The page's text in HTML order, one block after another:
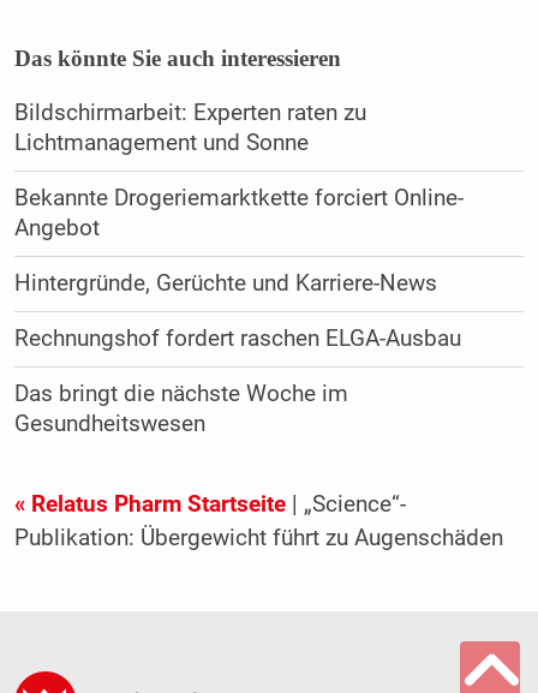
Das könnte Sie auch interessieren
Bildschirmarbeit: Experten raten zu
Lichtmanagement und Sonne
Bekannte Drogeriemarktkette forciert Online-
Angebot
Hintergründe, Gerüchte und Karriere-News
Rechnungshof fordert raschen ELGA-Ausbau
Das bringt die nächste Woche im
Gesundheitswesen
« Relatus Pharm Startseite| „Science“-
Publikation: Übergewicht führt zu Augenschäden